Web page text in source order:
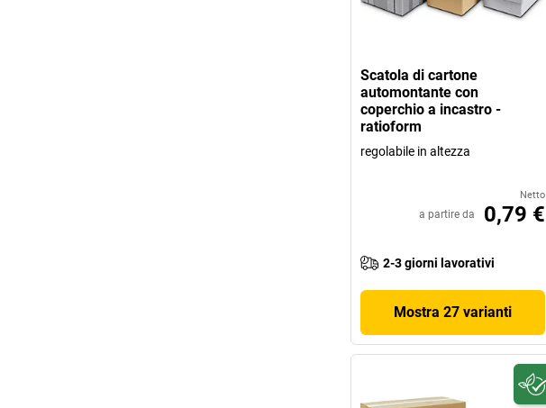
Scatola di cartone
automontante con
coperchio a incastro -
ratioform
regolabile in altezza
Netto
a partire da 0,79 €
2-3 giorni lavorativi
Mostra 27 varianti